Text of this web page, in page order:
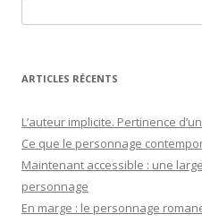
ARTICLES RÉCENTS
L’auteur implicite. Pertinence
Ce que le personnage
Maintenant accessible : une
personnage
En marge : le personnage